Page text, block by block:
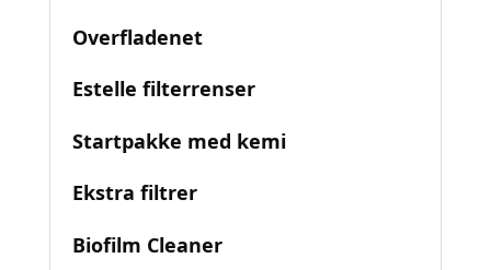
Overfladenet
Estelle filterrenser
Startpakke med kemi
Ekstra filtrer
Biofilm Cleaner